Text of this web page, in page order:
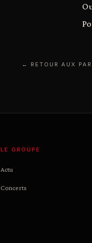
← RETOUR AUX
LE GROUPE
Actu
Concerts